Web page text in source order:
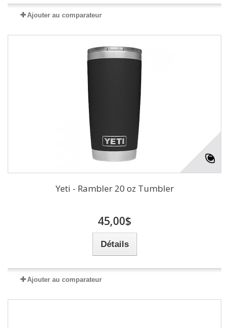
Ajouter au comparateur
Yeti - Rambler 20 oz Tumbler
45,00$
Détails
Ajouter au comparateur